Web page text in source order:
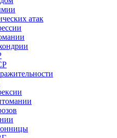
атак